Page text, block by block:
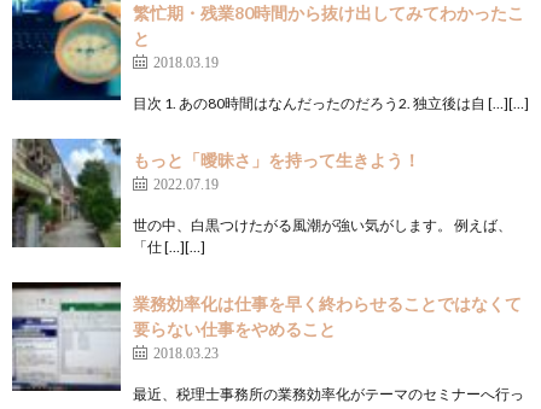
繁忙期・残業80時間から抜け出してみてわかったこ
と
2018.03.19
目次 1. あの80時間はなんだったのだろう2. 独立後は自 […][…]
もっと「曖昧さ」を持って生きよう！
2022.07.19
世の中、白黒つけたがる風潮が強い気がします。 例えば、
「仕 […][…]
業務効率化は仕事を早く終わらせることではなくて
要らない仕事をやめること
2018.03.23
最近、税理士事務所の業務効率化がテーマのセミナーへ行っ